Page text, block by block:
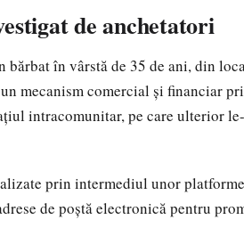
de anchetatori
în vârstă de 35 de ani, din
mecanism comercial și financiar
intracomunitar, pe care ulterior
prin intermediul unor
de poștă electronică pentru